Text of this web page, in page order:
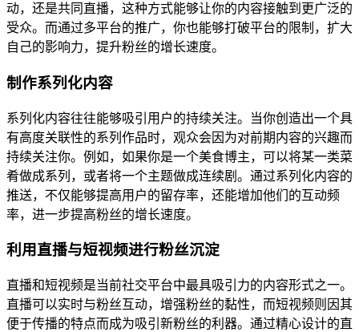
动，还是共同直播，这种方式能够让你的内容接触到更广泛的
受众。而通过多平台的推广，你也能够打破平台的限制，扩大
自己的影响力，提升粉丝的增长速度。
制作系列化内容
系列化内容往往能够吸引用户的持续关注。当你创造出一个具
有高度关联性的系列作品时，观众会因为对前期内容的兴趣而
持续关注你。例如，如果你是一个美食博主，可以将某一类菜
肴做成系列，或者将一个主题做成连续剧。通过系列化内容的
推送，不仅能够提高用户的留存率，还能增加他们的互动频
率，进一步提高粉丝的增长速度。
利用直播与短视频进行粉丝沉淀
直播和短视频是当前社交平台中最具吸引力的内容形式之一。
直播可以实时与粉丝互动，增强粉丝的黏性，而短视频则因其
便于传播的特点而成为吸引新粉丝的利器。通过精心设计的直